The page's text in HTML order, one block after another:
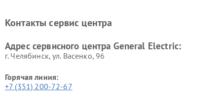
Electric
General Electric
Контакты сервис центра
Адрес сервисного центра General Electric:
г. Челябинск, ул. Васенко, 96
Горячая линия:
+7 (351) 200-72-67